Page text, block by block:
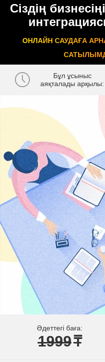
Сіздің
ОНЛАЙН САУДАҒА
Бұл ұсыныс
аяқталады арқылы:
Әдеттегі баға:
1999₸